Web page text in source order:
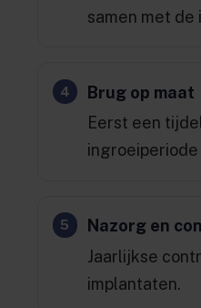
samen met de
Brug op maat
Eerst een
Nazorg en
Jaarlijkse
implantaten.